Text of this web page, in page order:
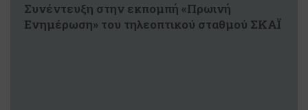
Συνέντευξη στην εκπομπή «Πρωινή
Ενημέρωση» του τηλεοπτικού σταθμού ΣΚΑΪ